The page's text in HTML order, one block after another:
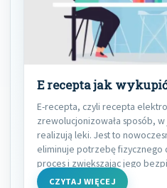
E recepta jak
E-recepta, czyli recepta
zrewolucjonizowała sposób,
realizują leki. Jest to
eliminuje potrzebę fizycznego
proces i zwiększając jego
jak
CZYTAJ WIĘCEJ